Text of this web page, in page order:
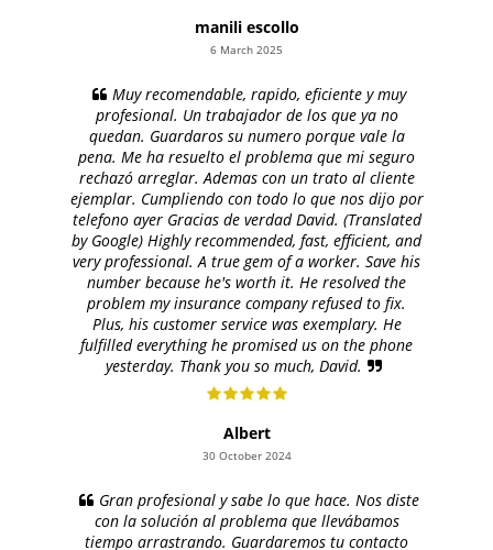
manili escollo
6 March 2025
Muy recomendable, rapido, eficiente y muy
profesional. Un trabajador de los que ya no
quedan. Guardaros su numero porque vale la
pena. Me ha resuelto el problema que mi seguro
rechazó arreglar. Ademas con un trato al cliente
ejemplar. Cumpliendo con todo lo que nos dijo por
telefono ayer Gracias de verdad David. (Translated
by Google) Highly recommended, fast, efficient, and
very professional. A true gem of a worker. Save his
number because he's worth it. He resolved the
problem my insurance company refused to fix.
Plus, his customer service was exemplary. He
fulfilled everything he promised us on the phone
yesterday. Thank you so much, David.
Albert
30 October 2024
Gran profesional y sabe lo que hace. Nos diste
con la solución al problema que llevábamos
tiempo arrastrando. Guardaremos tu contacto